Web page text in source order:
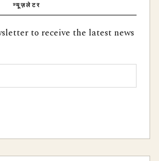
न्यूज़लेटर
to receive the latest news